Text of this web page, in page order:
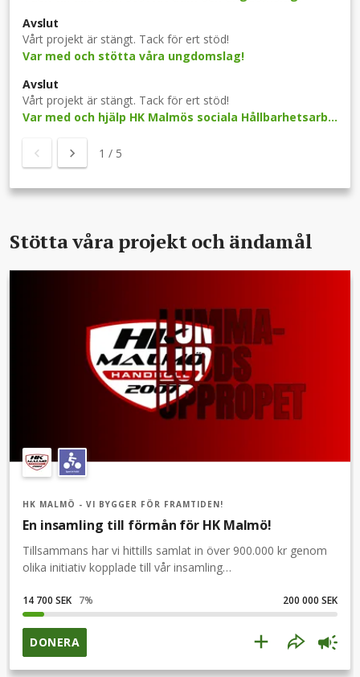
Avslut
Vårt projekt är stängt. Tack för ert stöd!
Var med och stötta våra ungdomslag!
Avslut
Vårt projekt är stängt. Tack för ert stöd!
Var med och hjälp HK Malmös sociala Hållbarhetsarbete!
1 / 5
Stötta våra projekt och ändamål
HK MALMÖ - VI BYGGER FÖR FRAMTIDEN!
En insamling till förmån för HK Malmö!
Tillsammans har vi hittills samlat in över 900.000 kr genom
olika initiativ kopplade till vår insamling
insamling fortsätter med oförminskad kraft!Stötta
insamlingen om du brinner för handboll, idrotten i Malmö
och vill vara med och bygga en stark framtid för vår
förening.Stötta insamlingen med ett bidrag!Dela insamlingen
i dina egna sociala medier för större spridning!Följ
14 700 SEK 7% 200 000 SEK
DONERA